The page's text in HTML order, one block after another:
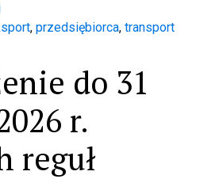
,przedsiębiorca,transport
do 31
r.
reguł